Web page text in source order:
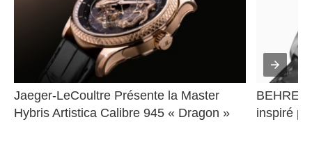
Jaeger-LeCoultre Présente la Master
Hybris Artistica Calibre 945 « Dragon »
inspiré